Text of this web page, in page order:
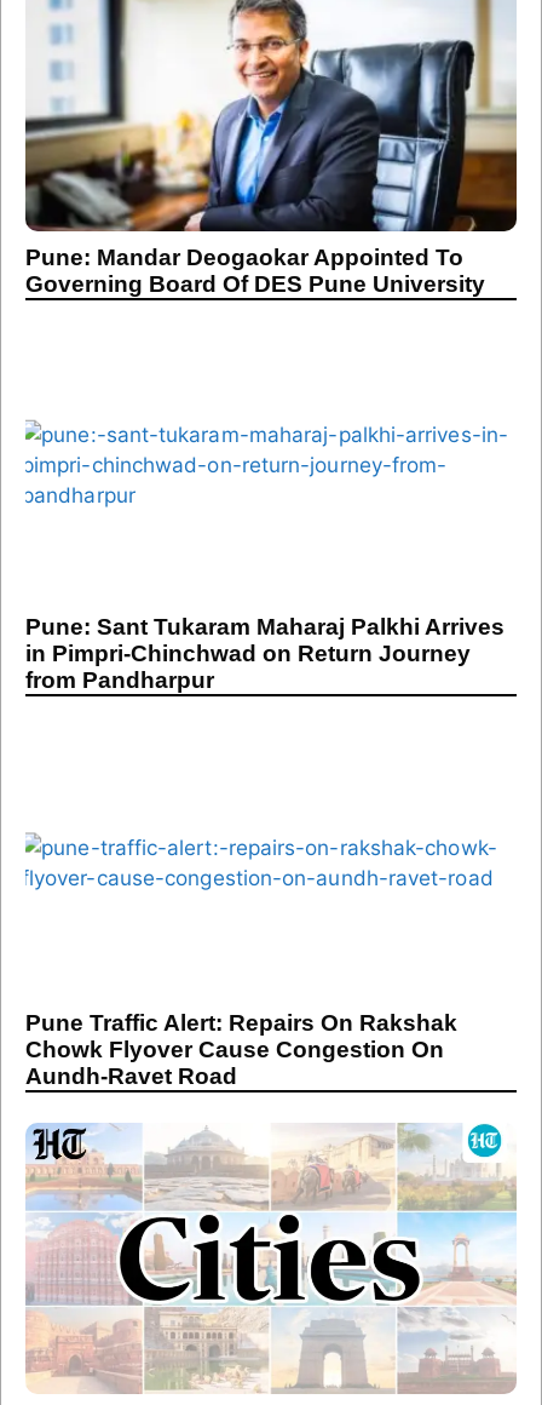
Pune: Mandar Deogaokar Appointed To
Governing Board Of DES Pune University
Pune: Sant Tukaram Maharaj Palkhi Arrives
in Pimpri-Chinchwad on Return Journey
from Pandharpur
Pune Traffic Alert: Repairs On Rakshak
Chowk Flyover Cause Congestion On
Aundh-Ravet Road